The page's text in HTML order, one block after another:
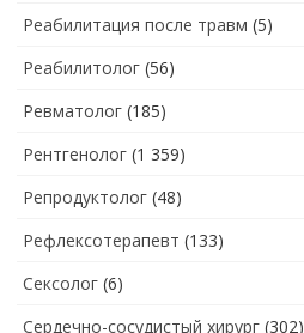
Реабилитация после травм (5)
Реабилитолог (56)
Ревматолог (185)
Рентгенолог (1 359)
Репродуктолог (48)
Рефлексотерапевт (133)
Сексолог (6)
Сердечно-сосудистый хирург (302)